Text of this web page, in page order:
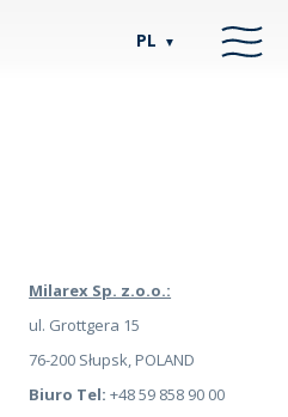
PL ▼
Milarex Sp. z.o.o.:
ul. Grottgera 15
76-200 Słupsk, POLAND
Biuro Tel: +48 59 858 90 00